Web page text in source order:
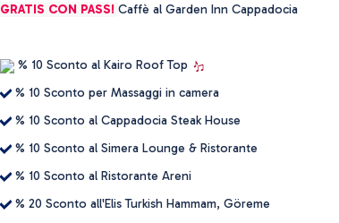
GRATIS CON PASS! Caffè al Garden Inn Cappadocia
% 10 Sconto al Kairo Roof Top
% 10 Sconto per Massaggi in camera
% 10 Sconto al Cappadocia Steak House
% 10 Sconto al Simera Lounge & Ristorante
% 10 Sconto al Ristorante Areni
% 20 Sconto all'Elis Turkish Hammam, Göreme